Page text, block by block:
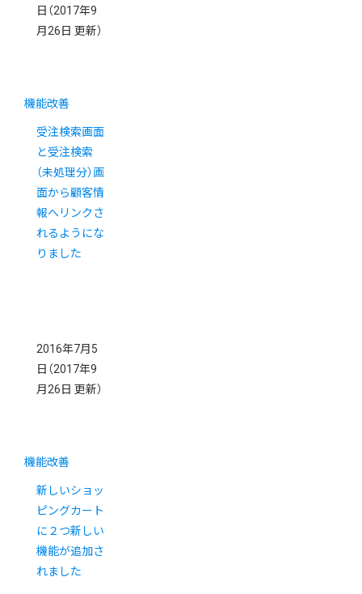
日 （2017年9
月26日 更新）
機能改善
受注検索画面
と受注検索
（未処理分）画
面から顧客情
報へリンクさ
れるようにな
りました
2016年7月5
日 （2017年9
月26日 更新）
機能改善
新しいショッ
ピングカート
に２つ新しい
機能が追加さ
れました